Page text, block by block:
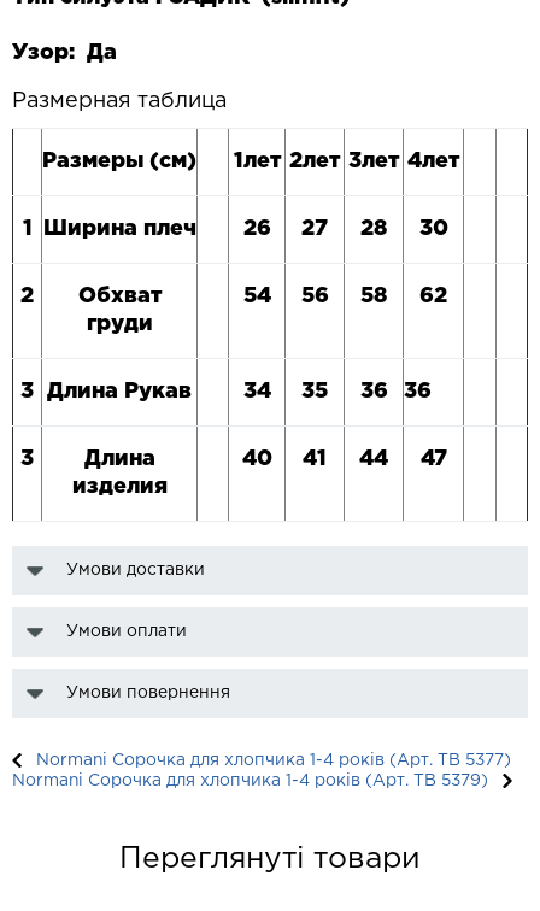
Узор: Да
Размерная таблица
Размеры (см) 1лет 2лет 3лет 4лет
1 Ширина плеч 26 27 28 30
2
Обхват
груди
54 56 58 62
3 Длина Рукав 34 35 36 36
3
Длина
изделия
40 41 44 47
Умови доставки
Умови оплати
Умови повернення
Normani Сорочка для хлопчика 1-4 років (Арт. TB 5377)
Normani Сорочка для хлопчика 1-4 років (Арт. TB 5379)
Переглянуті товари